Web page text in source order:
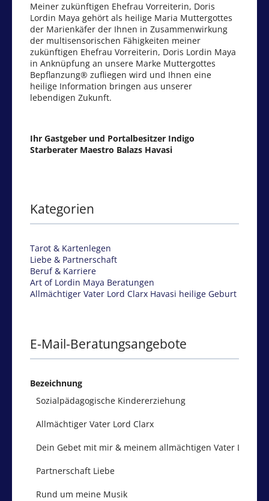
Meiner zukünftigen Ehefrau Vorreiterin, Doris
Lordin Maya gehört als heilige Maria Muttergottes
der Marienkäfer der Ihnen in Zusammenwirkung
der multisensorischen Fähigkeiten meiner
zukünftigen Ehefrau Vorreiterin, Doris Lordin Maya
in Anknüpfung an unsere Marke Muttergottes
Bepflanzung® zufliegen wird und Ihnen eine
heilige Information bringen aus unserer
lebendigen Zukunft.
Ihr Gastgeber und Portalbesitzer Indigo
Starberater Maestro Balazs Havasi
Kategorien
Tarot & Kartenlegen
Liebe & Partnerschaft
Beruf & Karriere
Art of Lordin Maya Beratungen
Allmächtiger Vater Lord Clarx Havasi heilige Geburt
E-Mail-Beratungsangebote
Bezeichnung
Sozialpädagogische Kindererziehung
Allmächtiger Vater Lord Clarx
Dein Gebet mit mir & meinem allmächtigen Vater Lord
Partnerschaft Liebe
Rund um meine Musik